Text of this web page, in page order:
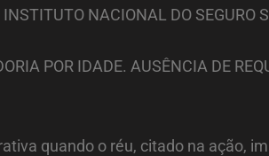
NACIONAL DO
POR IDADE. AUSÊNCIA DE
quando o réu, citado na ação,